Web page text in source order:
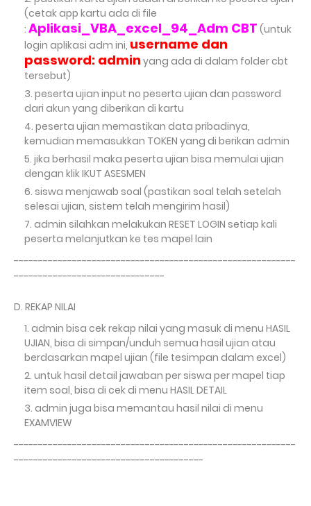
(cetak app kartu ada di file
: Aplikasi_VBA_excel_94_Adm CBT (untuk
login aplikasi adm ini, username dan
password: adminyang ada di dalam folder cbt
tersebut)
peserta ujian input no peserta ujian dan password
dari akun yang diberikan di kartu
peserta ujian memastikan data pribadinya,
kemudian memasukkan TOKEN yang di berikan admin
jika berhasil maka peserta ujian bisa memulai ujian
dengan klik IKUT ASESMEN
siswa menjawab soal (pastikan soal telah setelah
selesai ujian, sistem telah mengirim hasil)
admin silahkan melakukan RESET LOGIN setiap kali
peserta melanjutkan ke tes mapel lain
----------------------------------------------------------
-------------------------------
D. REKAP NILAI
admin bisa cek rekap nilai yang masuk di menu HASIL
UJIAN, bisa di simpan/unduh semua hasil ujian atau
berdasarkan mapel ujian (file tesimpan dalam excel)
untuk hasil detail jawaban per siswa per mapel tiap
item soal, bisa di cek di menu HASIL DETAIL
admin juga bisa memantau hasil nilai di menu
EXAMVIEW
----------------------------------------------------------
---------------------------------------